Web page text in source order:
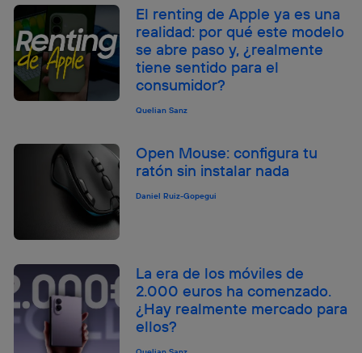
El renting de Apple ya es una
realidad: por qué este modelo
se abre paso y, ¿realmente
tiene sentido para el
consumidor?
Quelian Sanz
Open Mouse: configura tu
ratón sin instalar nada
Daniel Ruiz-Gopegui
La era de los móviles de
2.000 euros ha comenzado.
¿Hay realmente mercado para
ellos?